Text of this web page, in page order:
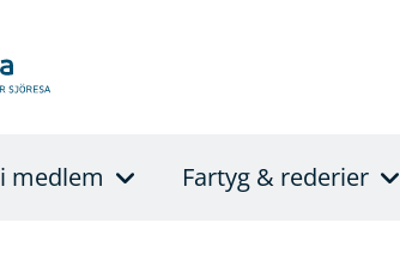
medlem Fartyg & rederier